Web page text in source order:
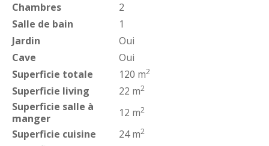
Chambres
2
Salle de bain
1
Jardin
Oui
Cave
Oui
Superficie totale
120 m2
Superficie living 22 m2
Superficie salle à
manger
12 m2
Superficie cuisine 24 m2